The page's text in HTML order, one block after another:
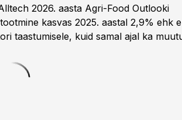
2026. aasta Agri-Food Outlooki
kasvas 2025. aastal 2,9% ehk
taastumisele, kuid samal ajal ka